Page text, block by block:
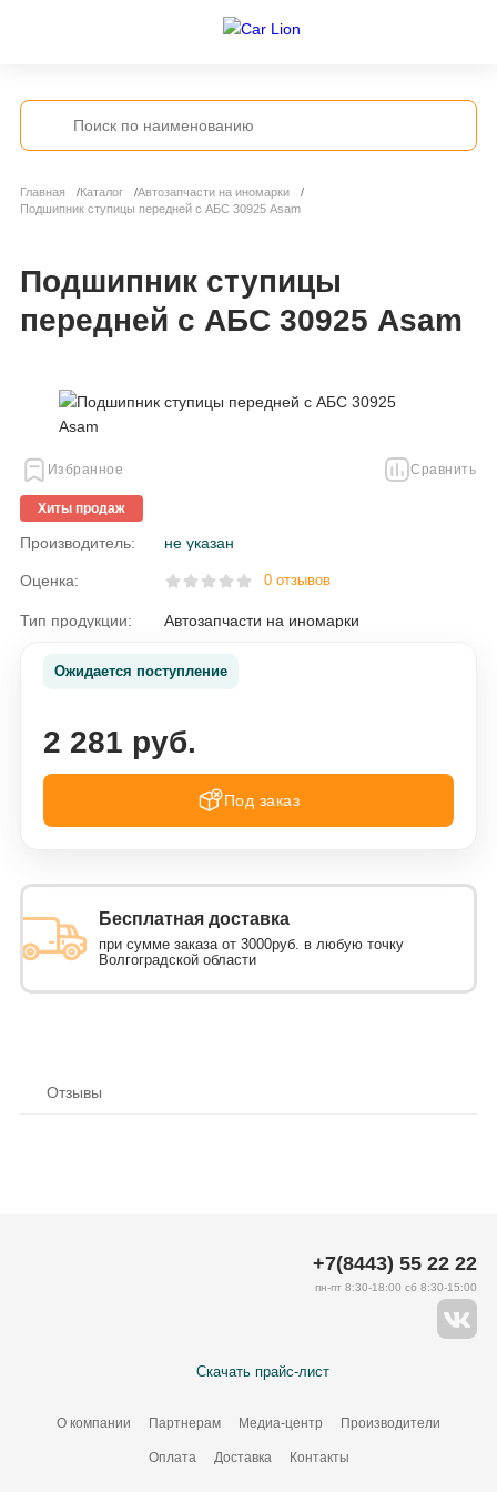
Главная Каталог
Автозапчасти на иномарки
Подшипник ступицы передней с АБС 30925 Asam
Подшипник ступицы
передней с АБС 30925 Asam
Избранное Сравнить
Хиты продаж
Производитель: не указан
Оценка: 0 отзывов
Тип продукции: Автозапчасти на иномарки
Ожидается поступление
2 281 руб.
Под заказ
Бесплатная доставка
при сумме заказа от 3000руб. в любую точку
Волгоградской области
Отзывы
Скачать прайс-лист
О компании Партнерам Медиа-центр Производители
Оплата Доставка Контакты
+7(8443) 55 22 22
пн-пт 8:30-18:00 сб 8:30-15:00